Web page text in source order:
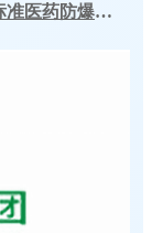
贝达药业（嵊州）创新药产业化基地高标准医药防爆冷库建造工程案例